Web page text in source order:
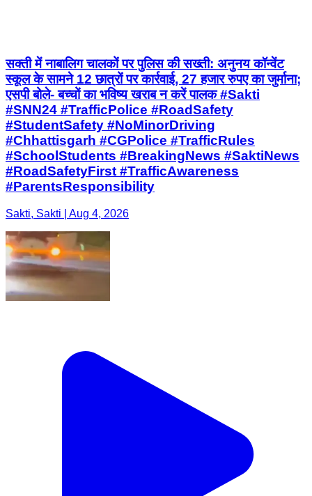
सक्ती में नाबालिग चालकों पर पुलिस की सख्ती: अनुनय कॉन्वेंट
स्कूल के सामने 12 छात्रों पर कार्रवाई, 27 हजार रुपए का जुर्माना;
एसपी बोले- बच्चों का भविष्य खराब न करें पालक #Sakti
#SNN24 #TrafficPolice #RoadSafety
#StudentSafety #NoMinorDriving
#Chhattisgarh #CGPolice #TrafficRules
#SchoolStudents #BreakingNews #SaktiNews
#RoadSafetyFirst #TrafficAwareness
#ParentsResponsibility
Sakti, Sakti | Aug 4, 2026